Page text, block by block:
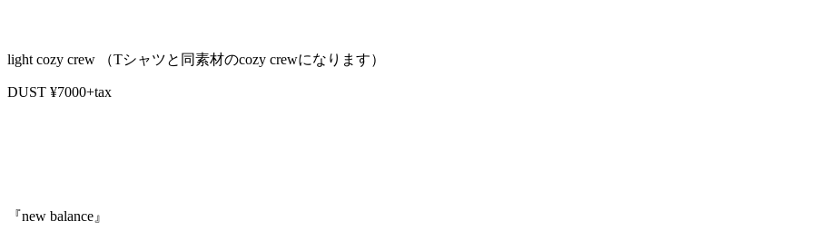
light cozy crew （Tシャツと同素材のcozy crewになります）
DUST ¥7000+tax
『new balance』